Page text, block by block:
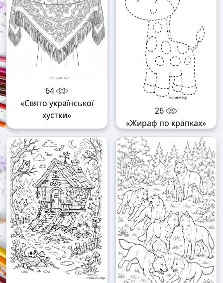
64
«Свято української
хустки»
26
«Жираф по крапках»